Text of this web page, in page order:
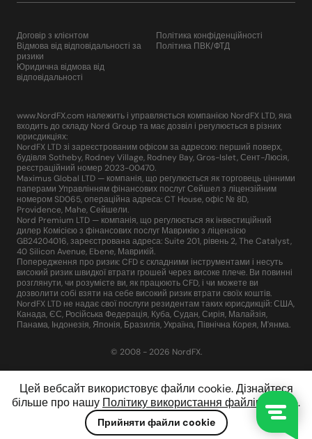
Цей вебсайт використовує файли cookie. Дізнайтеся
більше про нашу Політику використання файлів cookie.
Прийняти файли cookie
Договір з клієнтом
Відмова від відповідальності за
ризики
Юридична відмова від
відповідальності
Політика конфіденційності
Політика ПВК/ФТД
www.NordFX.com належить і управляється компанією NordFX LTD, яка
входить до складу Nord Group та має дозвіл і регулюється в різних
юрисдикціях:
NordFX LTD зі зареєстрованим офісом за адресою: перший поверх,
будівля Sotheby, Rodney Village, Rodney Bay, Gros-Islet, Сент-Люсія,
реєстраційний номер 2023-00470.
Maximus Global LTD — компанія, що регулюється як торговець цінними
паперами Управлінням фінансових послуг Сейшел з ліцензійним
номером SD065, операційна адреса: CT House, офіс № 8D,
Providence, Mahe, Сейшели.
Nord Premium LTD — компанія, що регулюється як інвестиційний
дилер Комісією з фінансових послуг Маврикію з ліцензією
GB24204016, зареєстрована адреса: Suite 201, рівень 2, The Catalyst,
40 Silicon Avenue, Ebene, Маврикій.
Попередження про ризик: CFD є складними інструментами і несуть
високий ризик швидкої втрати грошей через високе плече. Ви повинні
розглянути, чи розумієте ви, як працюють CFD, і чи можете ви
дозволити собі взяти на себе високий ризик втрати своїх коштів.
NordFX LTD не надає свої послуги резидентам таких юрисдикцій: США,
Канада, ЄС, Російська Федерація, Куба, Судан, Сирія, Малайзія,
Панама, Індонезія, Японія, Бразилія, Україна, Північна Корея, М'янма.
© 2008 - 2026 NordFX.